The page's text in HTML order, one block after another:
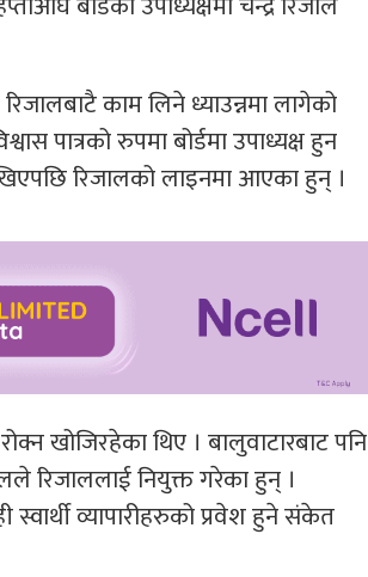
काम लिने ध्याउन्नमा लागेको
पात्रको रुपमा बोर्डमा उपाध्यक्ष हुन
रिजालको लाइनमा आएका हुन् ।
खोजिरहेका थिए । बालुवाटारबाट पनि
रिजाललाई नियुक्त गरेका हुन् ।
व्यापारीहरुको प्रवेश हुने संकेत